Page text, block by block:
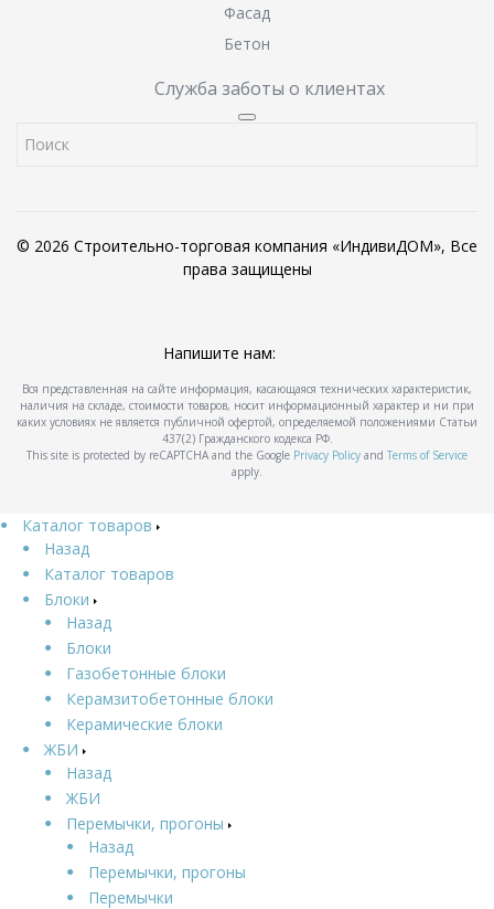
Фасад
Бетон
Служба заботы о клиентах
© 2026 Строительно-торговая компания «ИндивиДОМ», Все
права защищены
Напишите нам:
Вся представленная на сайте информация, касающаяся технических характеристик,
наличия на складе, стоимости товаров, носит информационный характер и ни при
каких условиях не является публичной офертой, определяемой положениями Статьи
437(2) Гражданского кодекса РФ.
This site is protected by reCAPTCHA and the Google Privacy Policy and Terms of Service
apply.
Каталог товаров
Назад
Каталог товаров
Блоки
Назад
Блоки
Газобетонные блоки
Керамзитобетонные блоки
Керамические блоки
ЖБИ
Назад
ЖБИ
Перемычки, прогоны
Назад
Перемычки, прогоны
Перемычки